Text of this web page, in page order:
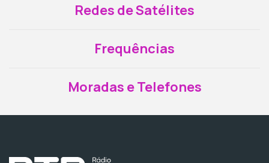
Redes de Satélites
Frequências
Moradas e Telefones